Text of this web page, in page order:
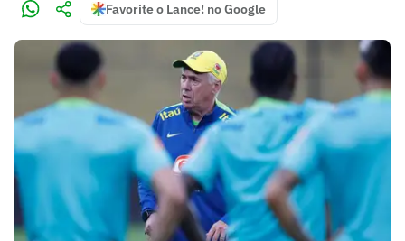
Favorite o Lance! no Google